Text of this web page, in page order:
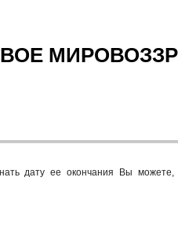
дату ее окончания Вы можете,